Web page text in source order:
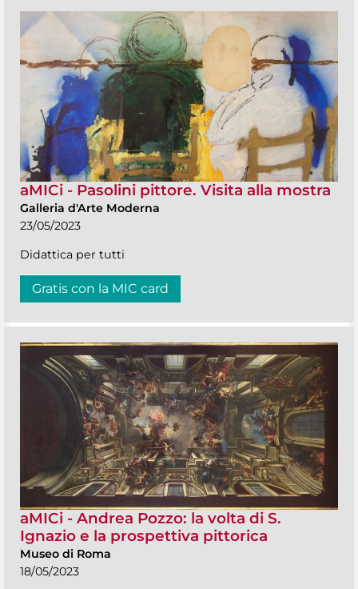
aMICi - Pasolini pittore. Visita alla mostra
Galleria d'Arte Moderna
23/05/2023
Didattica per tutti
Gratis con la MIC card
aMICi - Andrea Pozzo: la volta di S.
Ignazio e la prospettiva pittorica
Museo di Roma
18/05/2023